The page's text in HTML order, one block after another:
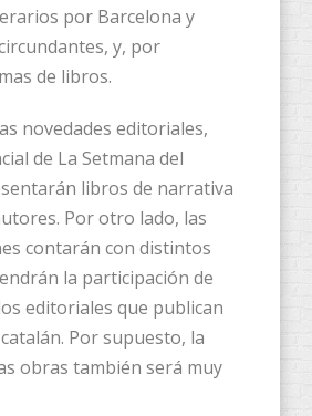
por Barcelona y
y, por
de libros.
novedades editoriales,
de La Setmana del
libros de narrativa
Por otro lado, las
contarán con distintos
la participación de
editoriales que publican
Por supuesto, la
obras también será muy